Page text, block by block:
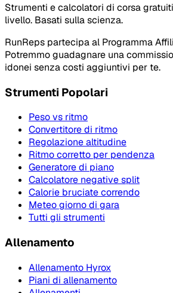
Strumenti e calcolatori di corsa
livello. Basati sulla scienza.
RunReps partecipa al Programma
Potremmo guadagnare una
idonei senza costi aggiuntivi per te.
Strumenti Popolari
Peso vs ritmo
Convertitore di ritmo
Regolazione altitudine
Ritmo corretto per pendenza
Generatore di piano
Calcolatore negative split
Calorie bruciate correndo
Meteo giorno di gara
Tutti gli strumenti
Allenamento
Allenamento Hyrox
Piani di allenamento